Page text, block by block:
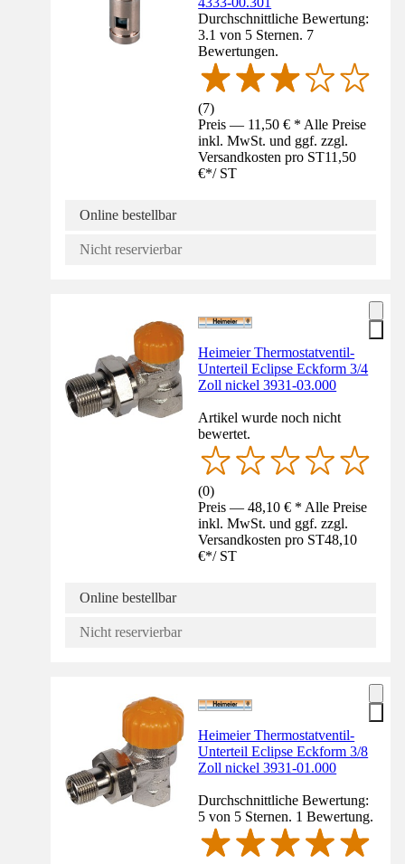
Durchschnittliche Bewertung:
3.1 von 5 Sternen. 7
Bewertungen.
(7)
Preis — 11,50 € * Alle Preise
inkl. MwSt. und ggf. zzgl.
Versandkosten pro ST11,50
€*/ ST
Online bestellbar
Nicht reservierbar
Heimeier Thermostatventil-
Unterteil Eclipse Eckform 3/4
Zoll nickel 3931-03.000
Artikel wurde noch nicht
bewertet.
(0)
Preis — 48,10 € * Alle Preise
inkl. MwSt. und ggf. zzgl.
Versandkosten pro ST48,10
€*/ ST
Online bestellbar
Nicht reservierbar
Heimeier Thermostatventil-
Unterteil Eclipse Eckform 3/8
Zoll nickel 3931-01.000
Durchschnittliche Bewertung:
5 von 5 Sternen. 1 Bewertung.